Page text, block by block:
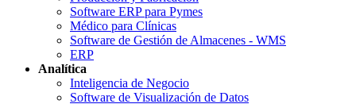
Software ERP para Pymes
Médico para Clínicas
Software de Gestión de Almacenes - WMS
ERP
Analítica
Inteligencia de Negocio
Software de Visualización de Datos